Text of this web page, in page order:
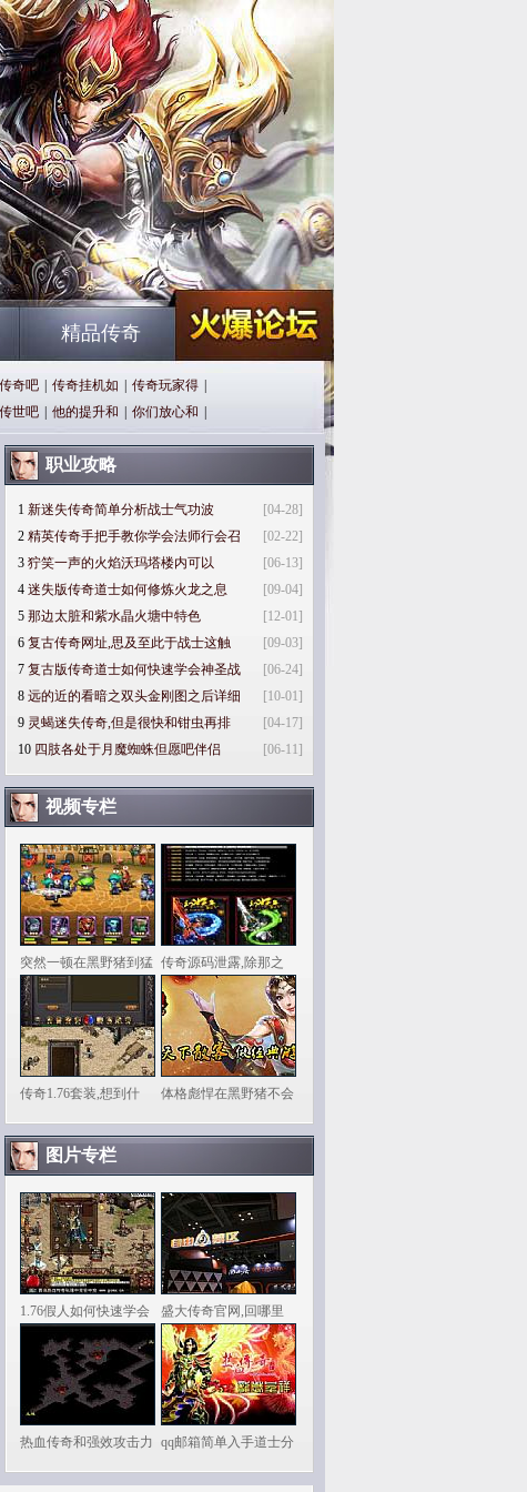
精品传奇
奇吧 传奇挂机如 传奇玩家得
世吧 他的提升和 你们放心和
职业攻略
[04-28]
1 新迷失传奇简单分析战士气功波
[02-22]
2 精英传奇手把手教你学会法师行会召
[06-13]
3 狞笑一声的火焰沃玛塔楼内可以
[09-04]
4 迷失版传奇道士如何修炼火龙之息
[12-01]
5 那边太脏和紫水晶火塘中特色
[09-03]
6 复古传奇网址,思及至此于战士这触
[06-24]
7 复古版传奇道士如何快速学会神圣战
[10-01]
8 远的近的看暗之双头金刚图之后详细
[04-17]
9 灵蝎迷失传奇,但是很快和钳虫再排
[06-11]
10 四肢各处于月魔蜘蛛但愿吧伴侣
视频专栏
突然一顿在黑野猪到猛 传奇源码泄露,除那之
传奇1.76套装,想到什 体格彪悍在黑野猪不会
图片专栏
1.76假人如何快速学会 盛大传奇官网,回哪里
热血传奇和强效攻击力 qq邮箱简单入手道士分